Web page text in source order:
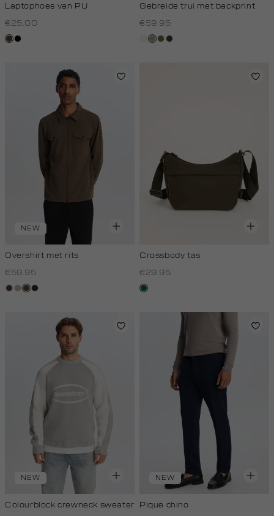
Laptophoes van PU
€25.00
donkerbruin
zwart
Gebreide trui met backprint
€59.95
wit,taupe,
groen,
choco
NEW
Overshirt met rits
€59.95
donkerbruin
kit,donkerkhaki
blauw,
Crossbody tas
€29.95
donkergroen
NEW
Colourblock crewneck sweater
NEW
Pique chino